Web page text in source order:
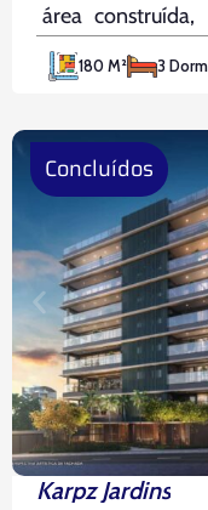
área construída,
para você e sua
de garagem,
180 M² 3
Karpz Jardins
Concluídos